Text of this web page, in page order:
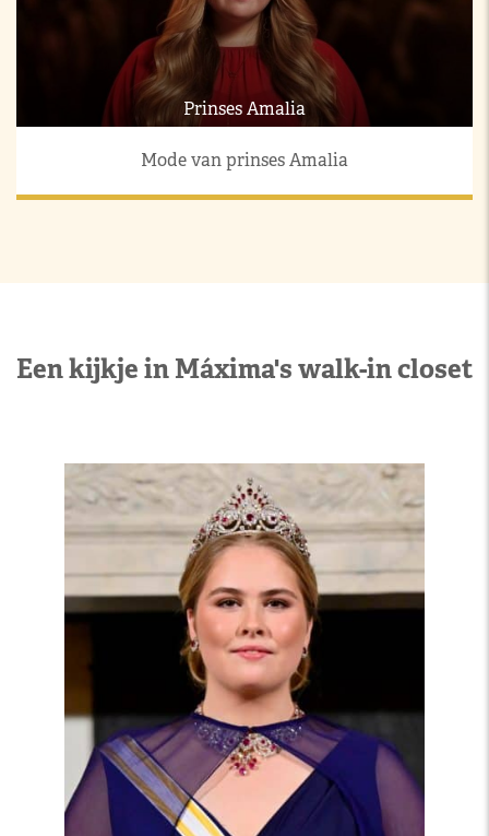
Prinses Amalia
Mode van prinses Amalia
Een kijkje in Máxima's walk-in closet